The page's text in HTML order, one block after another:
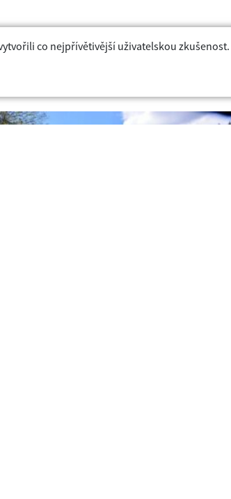
co nejpřívětivější uživatelskou zkušenost.